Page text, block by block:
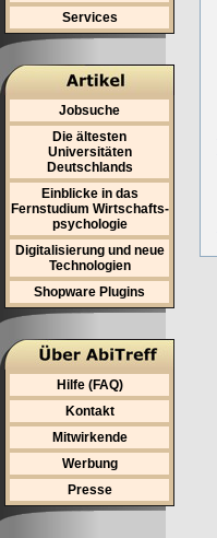
Services
Jobsuche
Die ältesten
Universitäten
Deutschlands
Einblicke in das
Fernstudium Wirtschafts-
psychologie
Digitalisierung und neue
Technologien
Shopware Plugins
Hilfe (FAQ)
Kontakt
Mitwirkende
Werbung
Presse